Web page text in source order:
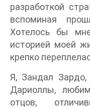
разработкой
вспоминая
Хотелось бы
историей моей
крепко
Я, Зандал
Дариоллы,
отцов,